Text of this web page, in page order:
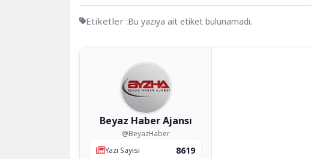
Etiketler :Bu yazıya ait etiket bulunamadı.
Beyaz Haber Ajansı
@BeyazHaber
Yazı Sayısı
8619